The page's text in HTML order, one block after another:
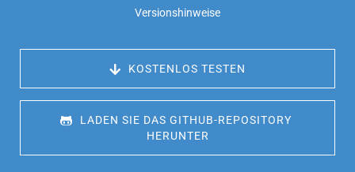
Versionshinweise
KOSTENLOS TESTEN
LADEN SIE DAS GITHUB-REPOSITORY
HERUNTER